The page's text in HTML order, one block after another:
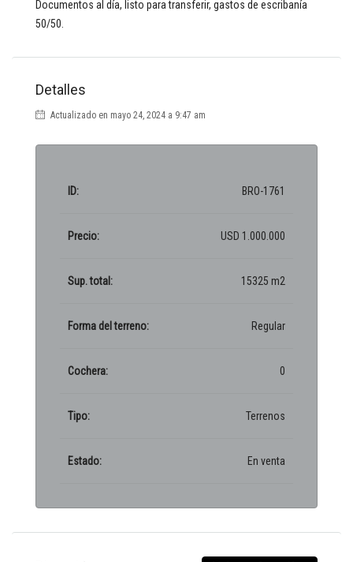
Documentos al día, listo para transferir, gastos de escribanía
50/50.
Detalles
Actualizado en mayo 24, 2024 a 9:47 am
ID: BRO-1761
Precio: USD 1.000.000
Sup. total: 15325 m2
Forma del terreno: Regular
Cochera: 0
Tipo: Terrenos
Estado: En venta